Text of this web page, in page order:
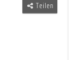
Teilen